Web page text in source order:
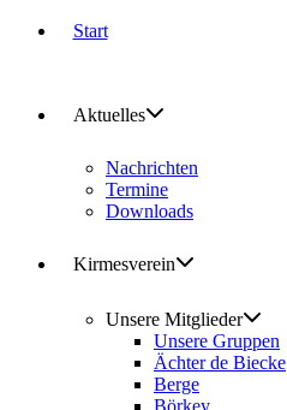
Start
Aktuelles
Nachrichten
Termine
Downloads
Kirmesverein
Unsere Mitglieder
Unsere Gruppen
Ächter de Biecke
Berge